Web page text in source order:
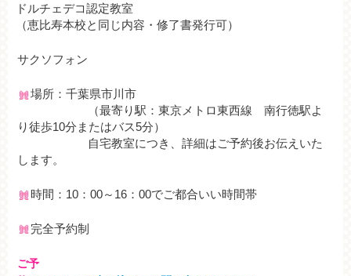
ドルチェデコ認定教室
（恵比寿本校と同じ内容・修了書発行可）
サクソフォン
場所：千葉県市川市
（最寄り駅：東京メトロ東西線 南行徳駅よ
り徒歩10分またはバス5分）
自宅教室につき、詳細はご予約後お伝えいた
します。
時間：10：00～16：00でご都合いい時間帯
完全予約制
ご予